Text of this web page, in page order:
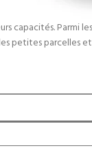
capacités. Parmi
petites parcelles